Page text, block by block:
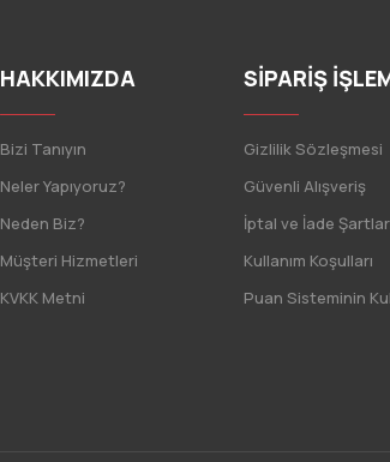
HAKKIMIZDA
Bizi Tanıyın
Neler Yapıyoruz?
Neden Biz?
Müşteri Hizmetleri
KVKK Metni
SİPARİŞ
Gizlilik Sözleşmesi
Güvenli Alışveriş
İptal ve İade
Kullanım Koşulları
Puan Sisteminin